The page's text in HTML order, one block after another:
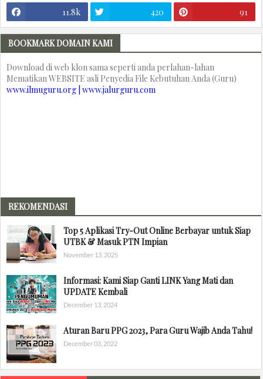
11.8k 420 91
BOOKMARK DOMAIN KAMI
Download di web klon sama seperti anda perlahan-lahan
Mematikan WEBSITE asli Penyedia File Kebutuhan Anda (Guru)
www.ilmuguru.org | www.jalurguru.com
REKOMENDASI
Top 5 Aplikasi Try-Out Online Berbayar untuk Siap
UTBK & Masuk PTN Impian
November 13, 2025
Informasi: Kami Siap Ganti LINK Yang Mati dan
UPDATE Kembali
December 13, 2024
Aturan Baru PPG 2023, Para Guru Wajib Anda Tahu!
December 03, 2022